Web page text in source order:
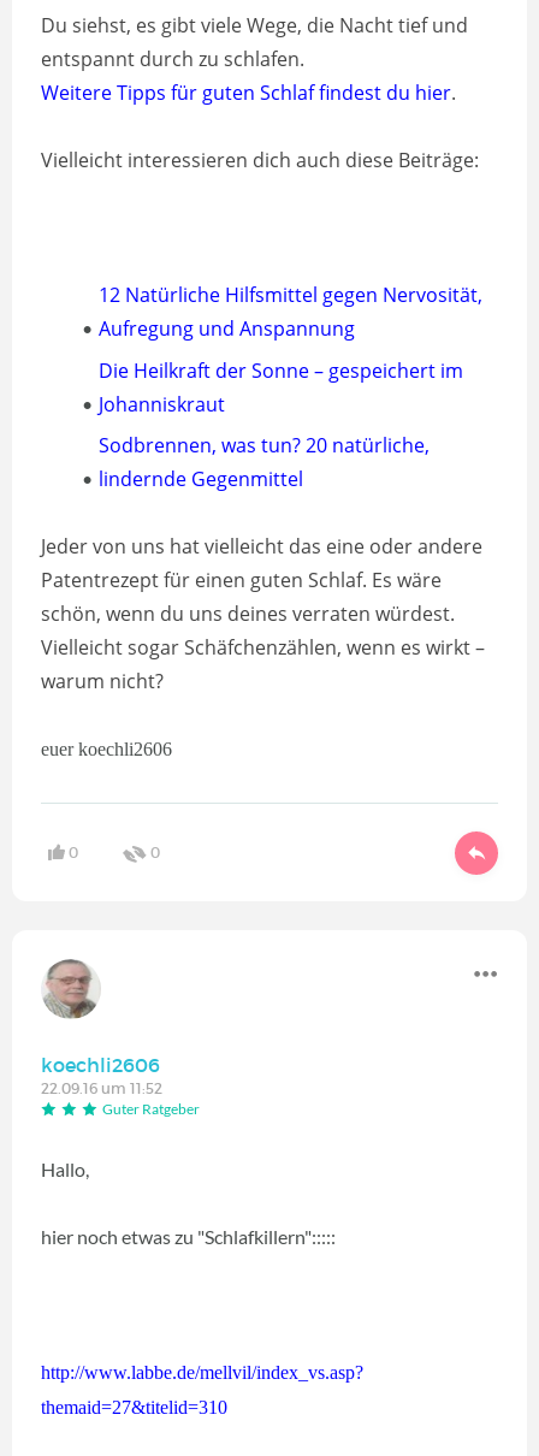
Du siehst, es gibt viele Wege, die Nacht tief und
entspannt durch zu schlafen.
Weitere Tipps für guten Schlaf findest du hier.
Vielleicht interessieren dich auch diese Beiträge:
12 Natürliche Hilfsmittel gegen Nervosität,
Aufregung und Anspannung
Die Heilkraft der Sonne – gespeichert im
Johanniskraut
Sodbrennen, was tun? 20 natürliche,
lindernde Gegenmittel
Jeder von uns hat vielleicht das eine oder andere
Patentrezept für einen guten Schlaf. Es wäre
schön, wenn du uns deines verraten würdest.
Vielleicht sogar Schäfchenzählen, wenn es wirkt –
warum nicht?
euer koechli2606
0 0
koechli2606
22.09.16 um 11:52
Guter Ratgeber
Hallo,
hier noch etwas zu "Schlafkillern":::::
http://www.labbe.de/mellvil/index_vs.asp?
themaid=27&titelid=310